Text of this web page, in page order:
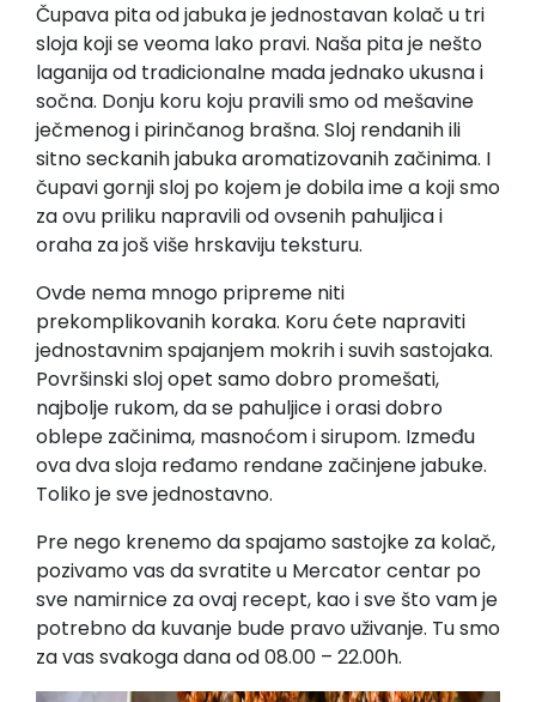
Čupava pita od jabuka je jednostavan kolač u tri
sloja koji se veoma lako pravi. Naša pita je nešto
laganija od tradicionalne mada jednako ukusna i
sočna. Donju koru koju pravili smo od mešavine
ječmenog i pirinčanog brašna. Sloj rendanih ili
sitno seckanih jabuka aromatizovanih začinima. I
čupavi gornji sloj po kojem je dobila ime a koji smo
za ovu priliku napravili od ovsenih pahuljica i
oraha za još više hrskaviju teksturu.
Ovde nema mnogo pripreme niti
prekomplikovanih koraka. Koru ćete napraviti
jednostavnim spajanjem mokrih i suvih sastojaka.
Površinski sloj opet samo dobro promešati,
najbolje rukom, da se pahuljice i orasi dobro
oblepe začinima, masnoćom i sirupom. Između
ova dva sloja ređamo rendane začinjene jabuke.
Toliko je sve jednostavno.
Pre nego krenemo da spajamo sastojke za kolač,
pozivamo vas da svratite u Mercator centar po
sve namirnice za ovaj recept, kao i sve što vam je
potrebno da kuvanje bude pravo uživanje. Tu smo
za vas svakoga dana od 08.00 – 22.00h.